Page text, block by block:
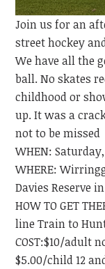
Join us for an
street hockey
We have all the
ball. No skates
childhood or
up. It was a
not to be missed
WHEN:
WHERE:
Davies Reserve
HOW TO GET
line Train to
COST:$10/adult
$5.00/child 12